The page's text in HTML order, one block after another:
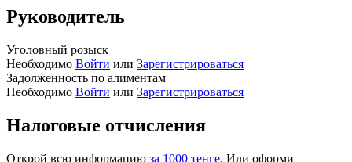
Руководитель
Уголовный розыск
Необходимо Войти или Зарегистрироваться
Задолженность по алиментам
Необходимо Войти или Зарегистрироваться
Налоговые отчисления
Открой всю информацию за 1000 тенге. Или оформи